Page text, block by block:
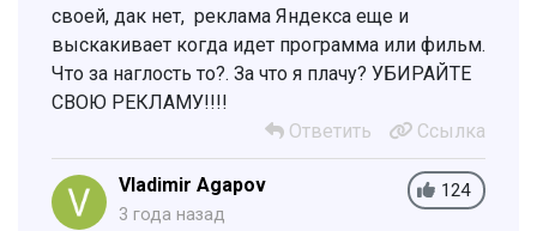
своей, дак нет, реклама Яндекса еще и
выскакивает когда идет программа или фильм.
Что за наглость то?. За что я плачу? УБИРАЙТЕ
СВОЮ РЕКЛАМУ!!!!
Ответить
Ссылка
124
Vladimir Agapov
3 года назад